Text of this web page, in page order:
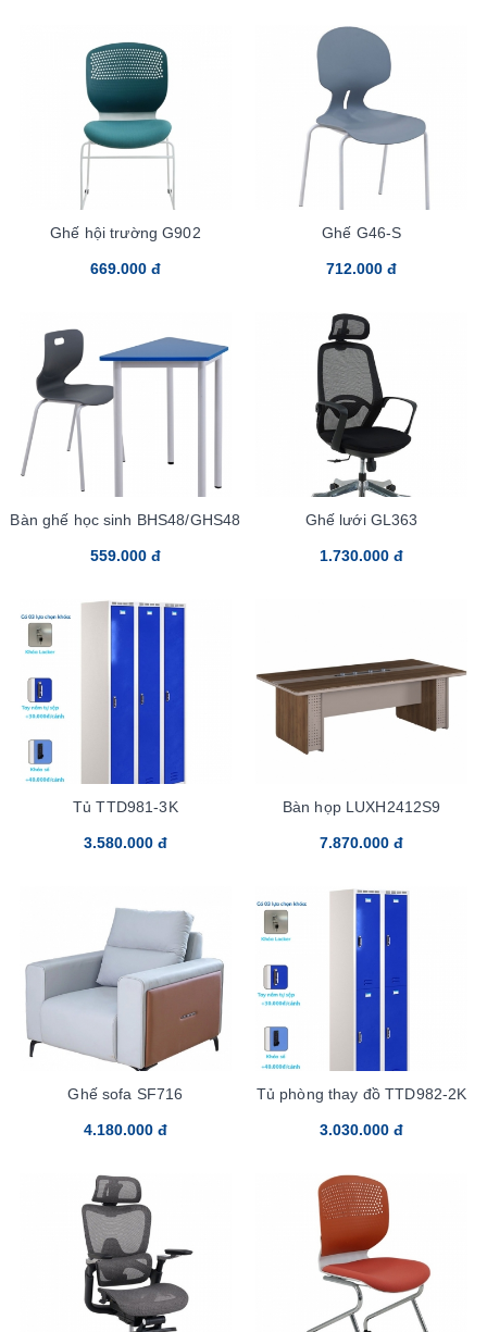
Ghế hội trường G902
669.000 đ
Ghế G46-S
712.000 đ
Bàn ghế học sinh BHS48/GHS48
559.000 đ
Ghế lưới GL363
1.730.000 đ
Tủ TTD981-3K
3.580.000 đ
Bàn họp LUXH2412S9
7.870.000 đ
Ghế sofa SF716
4.180.000 đ
Tủ phòng thay đồ TTD982-2K
3.030.000 đ